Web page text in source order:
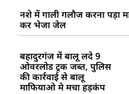
नशे में गाली गलौज करना पड़ा
कर भेजा जेल
बहादुरगंज में बालू लदे 9
ओवरलोड ट्रक जब्त, पुलिस
की कार्रवाई से बालू
माफियाओ मे मचा हड़कंप